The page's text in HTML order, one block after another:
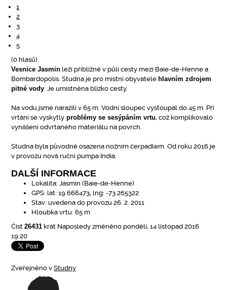
1
2
3
4
5
(0 hlasů)
Vesnice Jasmin leží přibližně v půli cesty mezi Baie-de-Henne a
Bombardopolis. Studna je pro místní obyvatele hlavním zdrojem
pitné vody. Je umístněna blízko cesty.
Na vodu jsme narazili v 65 m. Vodní sloupec vystoupal do 45 m. Při
vrtání se vyskytly problémy se sesýpáním vrtu, což komplikovalo
vynášení odvrtaného materiálu na povrch.
Studna byla původně osazena nožním čerpadlem. Od roku 2016 je
v provozu nová ruční pumpa India.
DALŠÍ INFORMACE
Lokalita: Jasmin (Baie-de-Henne)
GPS: lat: 19.666473, lng: -73.265322
Stav: uvedena do provozu 26. 2. 2011
Hloubka vrtu: 65 m
Číst26431 krát Naposledy změněno pondělí, 14 listopad 2016
19:20
Zveřejněno v Studny